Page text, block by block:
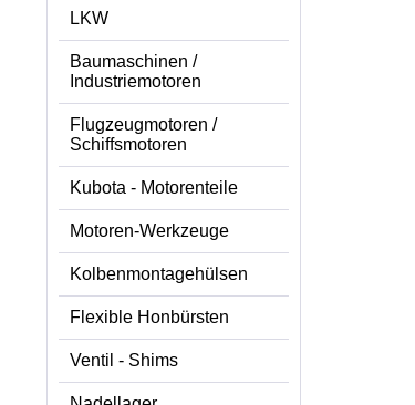
LKW
Baumaschinen /
Industriemotoren
Flugzeugmotoren /
Schiffsmotoren
Kubota - Motorenteile
Motoren-Werkzeuge
Kolbenmontagehülsen
Flexible Honbürsten
Ventil - Shims